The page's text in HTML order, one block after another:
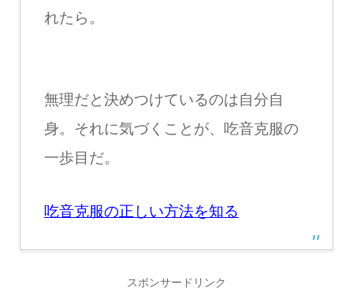
れたら。
無理だと決めつけているのは自分自
身。それに気づくことが、吃音克服の
一歩目だ。
吃音克服の正しい方法を知る
スポンサードリンク